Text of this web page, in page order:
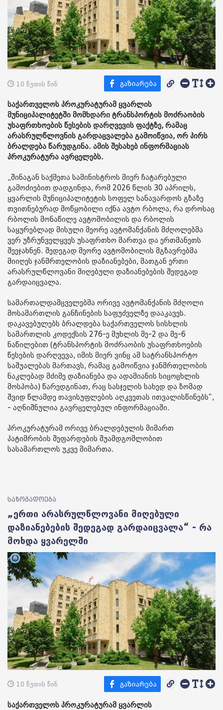
10 წუთის წინ
საქართველოს პროკურატურამ ყვარლის
მუნიციპალიტეტში მომხდარი ტრანსპორტის მოძრაობის
უსაფრთხოების წესების დარღვევის ფაქტზე, რამაც
არასრულწლოვნის გარდაცვალება გამოიწვია, ორ პირს
ბრალდება წარუდგინა. ამის შესახებ ინფორმაციას
პროკურატურა ავრცელებს.
„შინაგან საქმეთა სამინისტროს მიერ ჩატარებული
გამოძიებით დადგინდა, რომ 2026 წლის 30 აპრილს,
ყვარლის მუნიციპალიტეტის სოფელ სანავარდოს გზაზე
თვითნებურად მოწყობილი იქნა ავტო რბოლა, რა დროსაც
რბოლის მონაწილე ავტომობილის და რბოლის
საყურებლად მისული მეორე ავტომანქანის მძღოლებმა
ვერ უზრუნველყვეს უსაფრთხო მართვა და ერთმანეთს
შეეჯახნენ. შედეგად მეორე ავტომობილის მგზავრებმა
მიიღეს ჯანმრთელობის დაზიანებები, მათგან ერთი
არასრულწლოვანი მიღებული დაზიანებების შედეგად
გარდაიცვალა.
სამართალდამცველებმა ორივე ავტომანქანის მძღოლი
მოსამართლის განჩინების საფუძველზე დააკავეს.
დაკავებულებს ბრალდება საქართველოს სისხლის
სამართლის კოდექსის 276-ე მუხლის მე-2 და მე-6
ნაწილებით (ტრანსპორტის მოძრაობის უსაფრთხოების
წესების დარღვევა, იმის მიერ ვინც ამ სატრანსპორტო
საშუალებას მართავს, რამაც გამოიწვია ჯანმრთელობის
ნაკლებად მძიმე დაზიანება და ადამიანის სიცოცხლის
მოსპობა) წარედგინათ, რაც სასჯელის სახედ და ზომად
შვიდ წლამდე თავისუფლების აღკვეთას ითვალისწინებს“,
- აღნიშნულია გავრცელებულ ინფორმაციაში.
პროკურატურამ ორივე ბრალდებულის მიმართ
პატიმრობის შეფარდების შუამდგომლობით
სასამართლოს უკვე მიმართა.
საზოგადოება
„ერთი არასრულწლოვანი მიღებული
დაზიანებების შედეგად გარდაიცვალა“ - რა
მოხდა ყვარელში
10 წუთის წინ
საქართველოს პროკურატურამ ყვარლის